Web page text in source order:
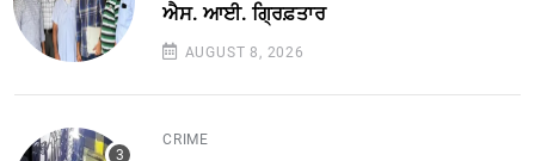
ਐਸ. ਆਈ. ਗ੍ਰਿਫ਼ਤਾਰ
AUGUST 8, 2026
CRIME